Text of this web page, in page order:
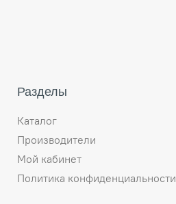
Разделы
Каталог
Производители
Мой кабинет
Политика конфиденциальности